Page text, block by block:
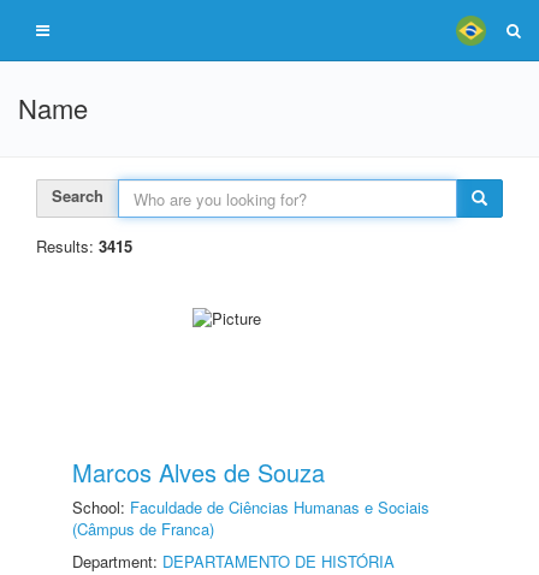
Name
Search
Results: 3415
Marcos Alves de Souza
School: Faculdade de Ciências Humanas e Sociais
(Câmpus de Franca)
Department: DEPARTAMENTO DE HISTÓRIA